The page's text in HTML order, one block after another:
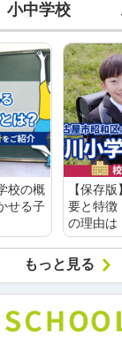
小中学校
校の概
せる子
【保存
要と特
の理由は
もっと見る